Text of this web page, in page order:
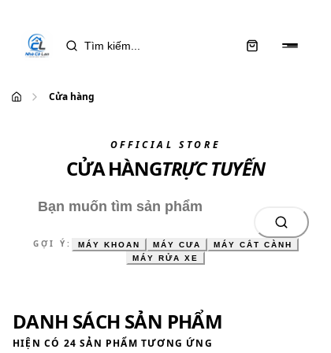
Cửa hàng
OFFICIAL STORE
CỬA HÀNGTRỰC TUYẾN
GỢI Ý: MÁY KHOAN MÁY CƯA
MÁY CẮT CÀNH
MÁY RỬA XE
DANH SÁCH SẢN PHẨM
HIỆN CÓ 24 SẢN PHẨM TƯƠNG ỨNG